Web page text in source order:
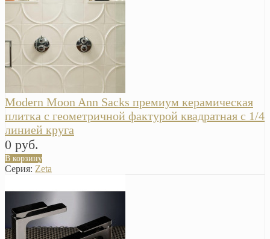
Modern Moon Ann Sacks премиум керамическая
плитка с геометричной фактурой квадратная с 1/4
линией круга
0 руб.
В корзину
Серия: Zeta